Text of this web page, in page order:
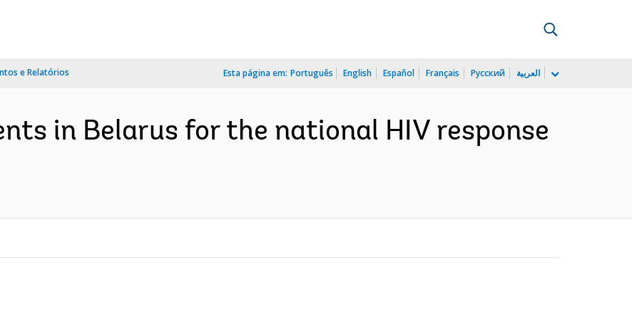
e Relatórios Esta página em: Português English Español Français Русский العربية
in Belarus for the national HIV response